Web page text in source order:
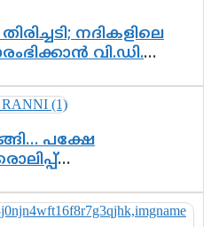
നദികളിലെ
വി.ഡി.
പക്ഷേ